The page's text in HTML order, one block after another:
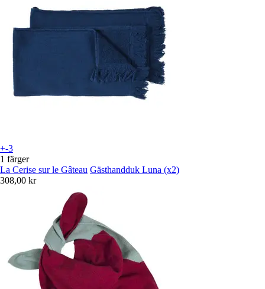
+-3
1 färger
La Cerise sur le Gâteau Gästhandduk Luna (x2)
308,00 kr